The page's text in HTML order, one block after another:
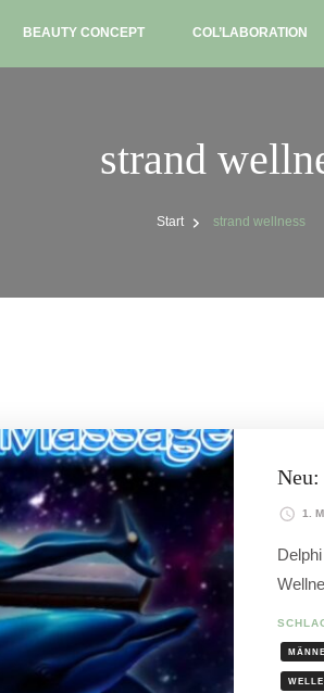
BEAUTY CONCEPT COL’LABORATION
strand
Start strand wellness
Neu:
1.